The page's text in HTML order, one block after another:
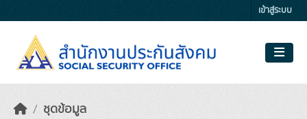
เข้าสู่ระบบ
ชุดข้อมูล